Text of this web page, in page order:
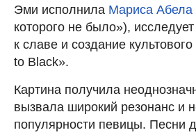
Эми исполнила Мариса Абела
которого не было»),
к славе и создание
to Black».
Картина получила
вызвала широкий резонанс и
популярности певицы. Песни